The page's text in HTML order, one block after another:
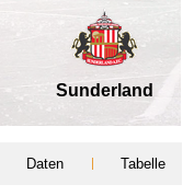
Sunderland
Daten Tabelle